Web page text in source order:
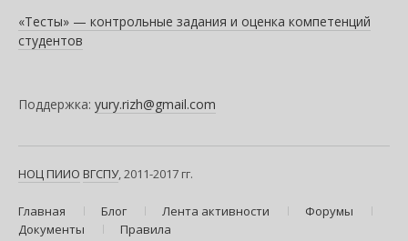
«Тесты» — контрольные задания и оценка компетенций
студентов
Поддержка: yury.rizh@gmail.com
НОЦ ПИИО ВГСПУ, 2011-2017 гг.
Главная Блог Лента активности
Форумы
Документы
Правила